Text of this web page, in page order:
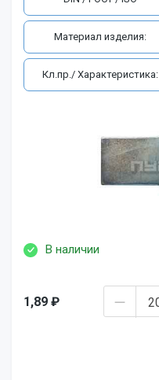
В наличии
1,89 ₽
Материал изделия:
Кл.пр./ Характеристика: